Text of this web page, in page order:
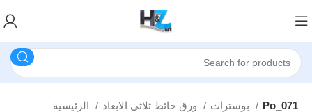
Po_071